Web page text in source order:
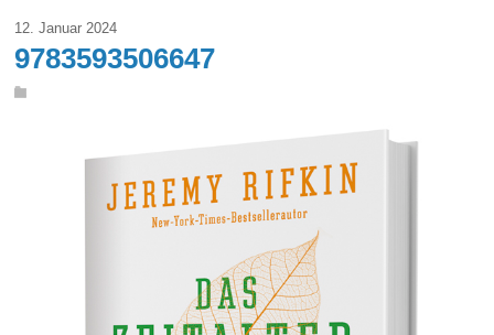
12. Januar 2024
9783593506647